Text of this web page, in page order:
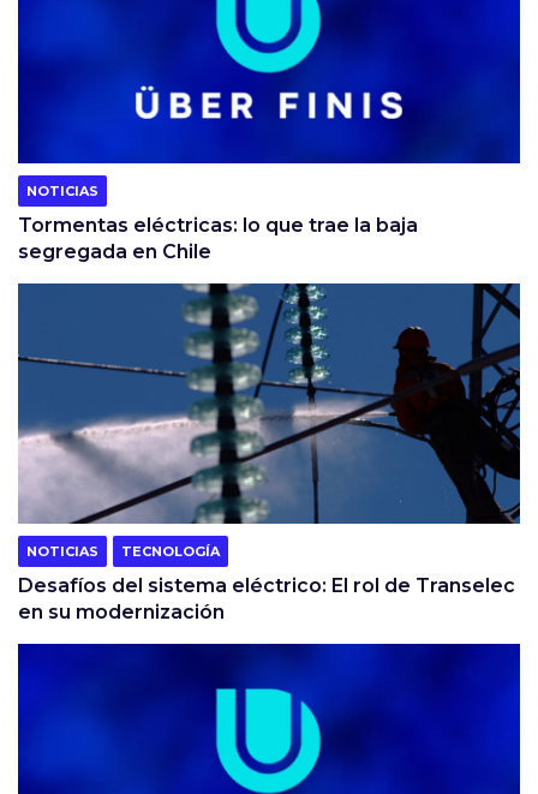
NOTICIAS
Tormentas eléctricas: lo que trae la baja
segregada en Chile
NOTICIAS TECNOLOGÍA
Desafíos del sistema eléctrico: El rol de Transelec
en su modernización